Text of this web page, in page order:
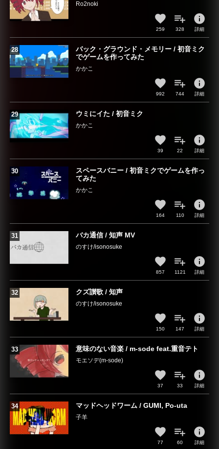
Ro2noki
259 328
info
詳細
バック・グラウンド・メモリー / 初音ミク
でゲームを作ってみた
かかこ
992 744
info
詳細
ウミにイた / 初音ミク
かかこ
39 22
info
詳細
スペースバニー / 初音ミクでゲームを作っ
てみた
かかこ
164 110
info
詳細
バカ通信 / 知声 MV
のすけ/isonosuke
857 1121
info
詳細
クズ讃歌 / 知声
のすけ/isonosuke
150 147
info
詳細
意味のない音楽 / m-sode feat.重音テト
モエソデ(m-sode)
37 33
info
詳細
マッドヘッドワーム / GUMI, Po-uta
子羊
77 60
info
詳細